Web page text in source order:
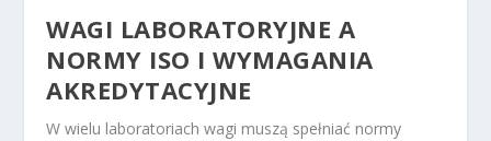
WAGI LABORATORYJNE A
NORMY ISO I WYMAGANIA
AKREDYTACYJNE
W wielu laboratoriach wagi muszą spełniać normy